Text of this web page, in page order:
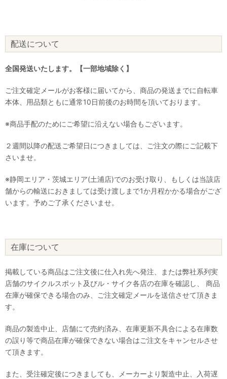
配送について
全国発送いたします。【一部地域除く】
ご注文確定メールがお客様に届いてから、商品の発送までに自転車
本体、用品類ともに通常10日前後のお時間を頂いております。
※商品手配のためにご希望に沿えない場合もございます。
２週間以降の配送ご希望日につきましては、ご注文の際にご記載下
さいませ。
※静岡エリア・茨城エリア(土浦店)でのお受け取り、もしくは当該店
舗からの輸送におきましては受け渡しまで1か月程かかる場合がござ
います。予めご了承くださいませ。
在庫について
掲載している商品はご注文後に仕入れ先へ発注、または弊社系列実
店舗のサイクルスポット及びル・サイク各店の在庫を確認し、 商品
在庫が確保できる場合のみ、ご注文確定メールを送信させて頂きま
す。
商品の製造中止、店舗にて売約済み、在庫更新不具合による在庫数
の誤り等で商品在庫が確保できない場合はご注文をキャンセルさせ
て頂きます。
また、受注確定後につきましても、メーカーより製造中止、入荷遅